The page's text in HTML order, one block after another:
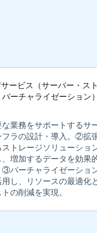
ービス（サーバー・ス
ーチャライゼーション）
業務をサポートするサ
フラの設計・導入。②拡
トレージソリューショ
増加するデータを効果
③バーチャライゼーショ
し、リソースの最適化
の削減を実現。